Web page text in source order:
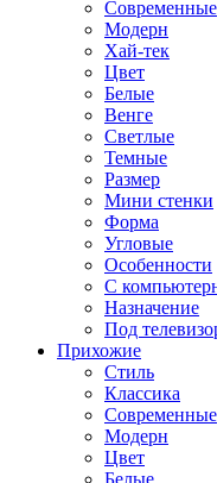
Современные
Модерн
Хай-тек
Цвет
Белые
Венге
Светлые
Темные
Размер
Мини стенки
Форма
Угловые
Особенности
С
Назначение
Под
Прихожие
Стиль
Классика
Современные
Модерн
Цвет
Белые